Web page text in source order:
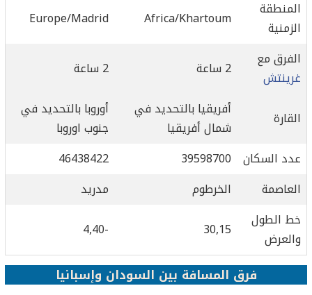
المنطقة
الزمنية
Africa/Khartoum
Europe/Madrid
الفرق مع
غرينتش
2 ساعة 2 ساعة
القارة
أفريقيا بالتحديد في
شمال أفريقيا
أوروبا بالتحديد في
جنوب اوروبا
عدد السكان 39598700
46438422
العاصمة
الخرطوم
مدريد
خط الطول
والعرض
30,15
-4,40
فرق المسافة بين السودان وإسبانيا